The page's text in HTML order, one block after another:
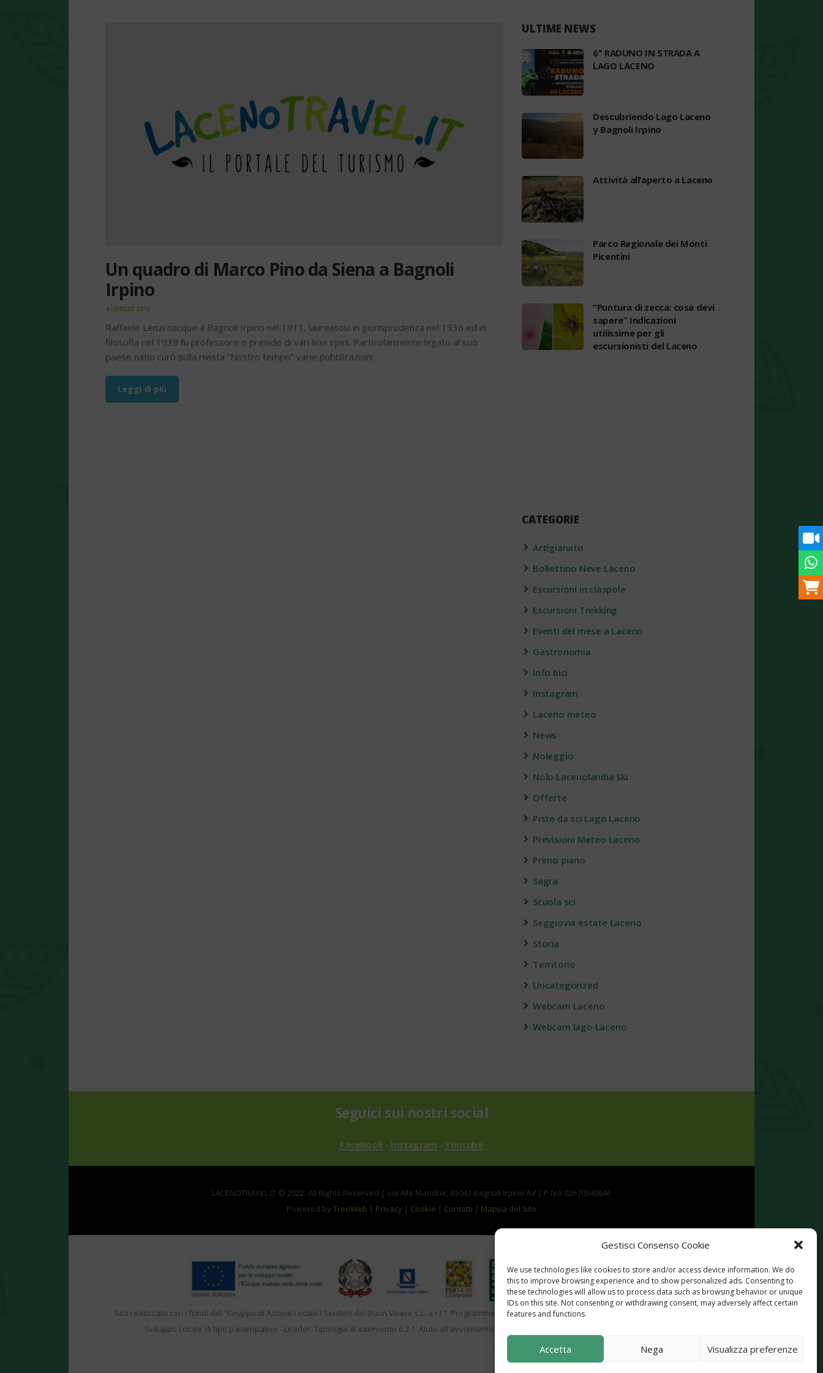
Gestisci Consenso Cookie
We use technologies like cookies to store and/or access device information. We do
this to improve browsing experience and to show personalized ads. Consenting to
these technologies will allow us to process data such as browsing behavior or unique
IDs on this site. Not consenting or withdrawing consent, may adversely affect certain
features and functions.
Accetta Nega Visualizza preferenze
Un quadro di Marco Pino da Siena a Bagnoli
Irpino
4 LUGLIO 2016
Raffaele Lenzi nacque a Bagnoli Irpino nel 1911, laureatosi in giurisprudenza nel 1936 ed in
filosofia nel 1939 fu professore e preside di vari licei irpini. Particolarmente legato al suo
paese natio curò sulla rivista “Nostro tempo” varie pubblicazioni…
Leggi di più
ULTIME NEWS
6° RADUNO IN STRADA A
LAGO LACENO
Descubriendo Lago Laceno
y Bagnoli Irpino
Attività all’aperto a Laceno
Parco Regionale dei Monti
Picentini
“Puntura di zecca: cosa devi
sapere” Indicazioni
utilissime per gli
escursionisti del Laceno
CATEGORIE
Artigianato
Bollettino Neve Laceno
Escursioni in ciaspole
Escursioni Trekking
Eventi del mese a Laceno
Gastronomia
Info bici
Instagram
Laceno meteo
News
Noleggio
Nolo Lacenolandia Ski
Offerte
Piste da sci Lago Laceno
Previsioni Meteo Laceno
Primo piano
Sagra
Scuola sci
Seggiovia estate Laceno
Storia
Territorio
Uncategorized
Webcam Laceno
Webcam lago Laceno
Seguici sui nostri social
Facebook- Instagram - Youtube
LACENOTRAVEL.IT © 2022. All Rights Reserved | via Alle Mandrie, 83043 Bagnoli Irpino AV | P.IVA 02670540646
Powered by TreeWeb | Privacy | Cookie | Contatti | Mappa del Sito
Sito realizzato con i fondi del "Gruppo di Azione Locale I Sentieri del Buon Vivere s.c. a r.l.". Programma di Sviluppo Rurale per la Campania 2014-2020. Misura 19 -
Sviluppo Locale di tipo partecipativo - Leader. Tipologia di intervento 6.2.1. Aiuto all'avviamento d'impresa per attività extra agricole in zone rurali